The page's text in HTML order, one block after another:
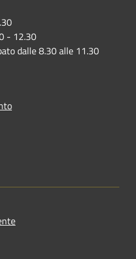
- 12.30
dalle 8.30 alle 11.30